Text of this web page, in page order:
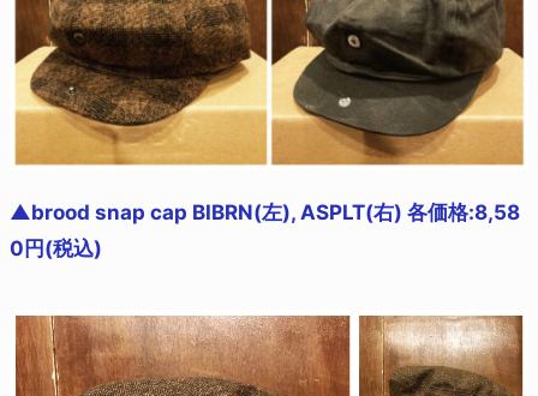
▲brood snap cap BIBRN(左), ASPLT(右) 各価格:8,58
0円(税込)